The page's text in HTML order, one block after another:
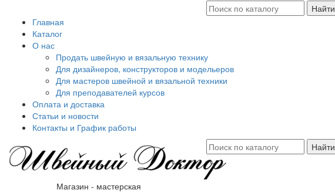
Найти
Главная
Каталог
О нас
Продать швейную и вязальную технику
Для дизайнеров, конструкторов и модельеров
Для мастеров швейной и вязальной техники
Для преподавателей курсов
Оплата и доставка
Статьи и новости
Контакты и График работы
Магазин - мастерская
Найти